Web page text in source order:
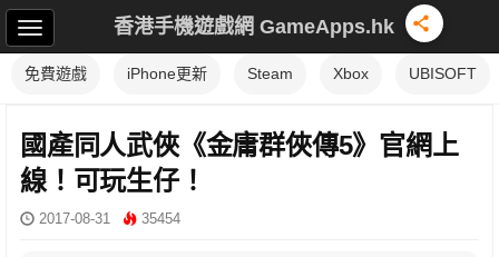
香港手機遊戲網 GameApps.hk
免費遊戲 iPhone更新 Steam Xbox UBISOFT
國產同人武俠《金庸群俠傳5》官網上
線！可玩生仔！
2017-08-31 35454